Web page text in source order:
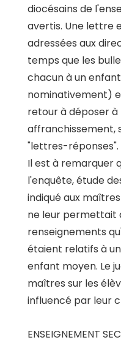
diocésains de
avertis. Une lettre
adressées aux
temps que les
chacun à un
nominativement)
retour à déposer à
affranchissement,
"lettres-réponses".
Il est à remarquer
l'enquête, étude
indiqué aux
ne leur permettait
renseignements
étaient relatifs à
enfant moyen. Le
maîtres sur les
influencé par leur
ENSEIGNEMENT